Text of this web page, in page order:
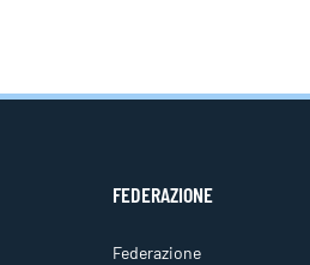
FEDERAZIONE
Federazione